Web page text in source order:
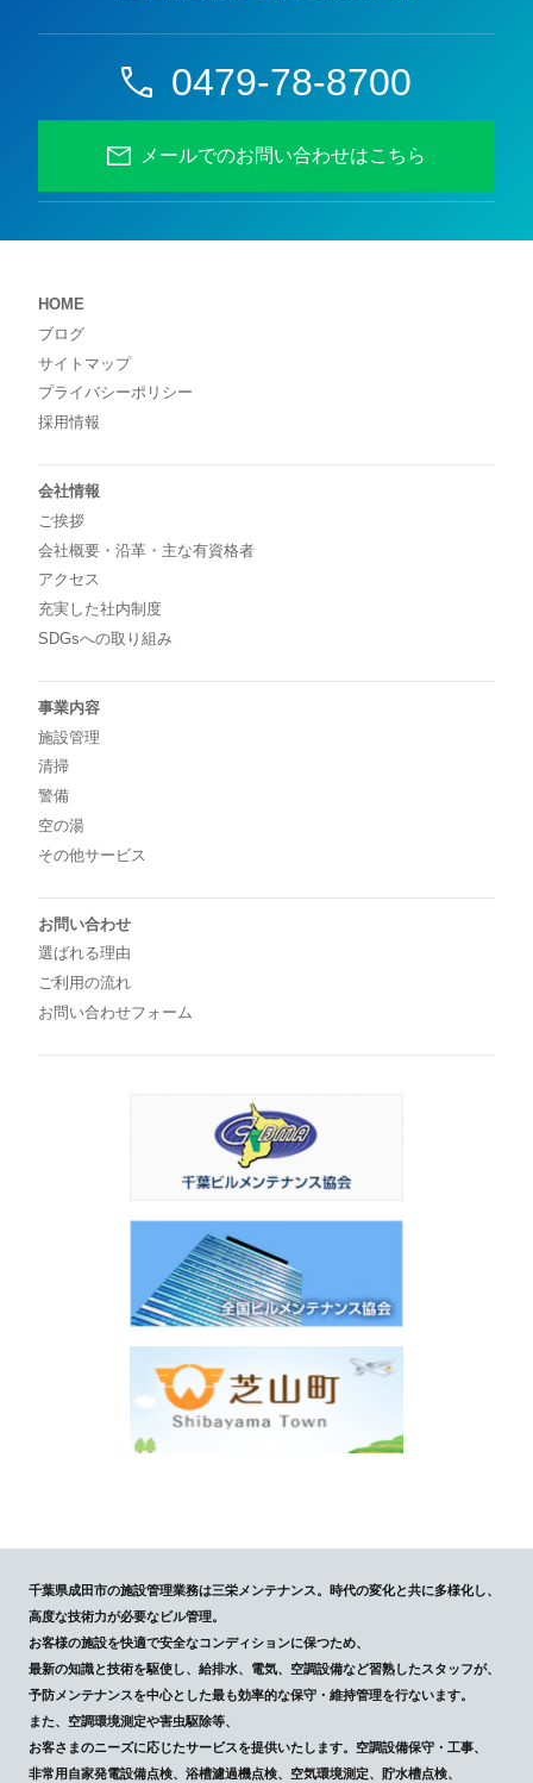
0479-78-8700
メールでのお問い合わせはこちら
HOME
ブログ
サイトマップ
プライバシーポリシー
採用情報
会社情報
ご挨拶
会社概要・沿革・主な有資格者
アクセス
充実した社内制度
SDGsへの取り組み
事業内容
施設管理
清掃
警備
空の湯
その他サービス
お問い合わせ
選ばれる理由
ご利用の流れ
お問い合わせフォーム
千葉県成田市の施設管理業務は三栄メンテナンス。時代の変化と共に多様化し、
高度な技術力が必要なビル管理。
お客様の施設を快適で安全なコンディションに保つため、
最新の知識と技術を駆使し、給排水、電気、空調設備など習熟したスタッフが、
予防メンテナンスを中心とした最も効率的な保守・維持管理を行ないます。
また、空調環境測定や害虫駆除等、
お客さまのニーズに応じたサービスを提供いたします。空調設備保守・工事、
非常用自家発電設備点検、浴槽濾過機点検、空気環境測定、貯水槽点検、